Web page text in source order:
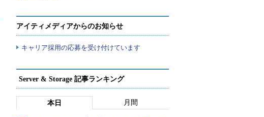
アイティメディアからのお知らせ
キャリア採用の応募を受け付けています
Server & Storage 記事ランキング
本日 月間